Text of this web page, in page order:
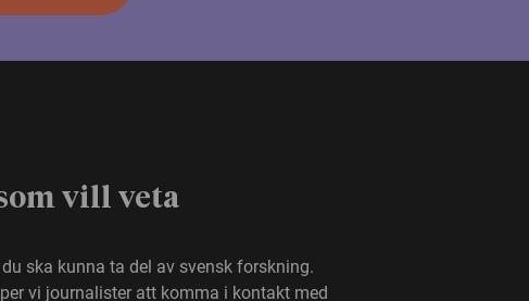
vill veta
ska kunna ta del av svensk forskning.
vi journalister att komma i kontakt med